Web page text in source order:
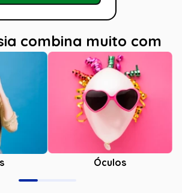
combina muito com
Óculos